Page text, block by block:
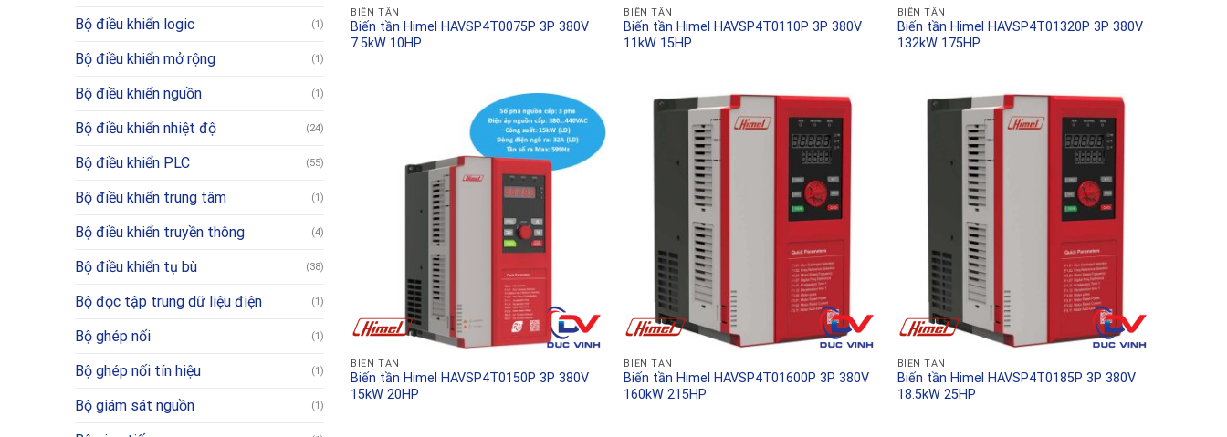
Bộ điều khiển logic (1)
Bộ điều khiển mở rộng (1)
Bộ điều khiển nguồn (1)
Bộ điều khiển nhiệt độ (24)
Bộ điều khiển PLC (55)
Bộ điều khiển trung tâm (1)
Bộ điều khiển truyền thông (4)
Bộ điều khiển tụ bù (38)
Bộ đọc tập trung dữ liệu điện (1)
Bộ ghép nối (1)
Bộ ghép nối tín hiệu (1)
Bộ giám sát nguồn (1)
BIẾN TẦN
Biến tần Himel HAVSP4T0075P 3P 380V
7.5kW 10HP
BIẾN TẦN
Biến tần Himel HAVSP4T0110P 3P 380V
11kW 15HP
BIẾN TẦN
Biến tần Himel HAVSP4T01320P 3P 380V
132kW 175HP
BIẾN TẦN
Biến tần Himel HAVSP4T0150P 3P 380V
15kW 20HP
BIẾN TẦN
Biến tần Himel HAVSP4T01600P 3P 380V
160kW 215HP
BIẾN TẦN
Biến tần Himel HAVSP4T0185P 3P 380V
18.5kW 25HP